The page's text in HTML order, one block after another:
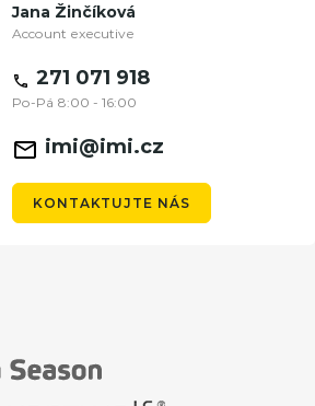
Jana Žinčíková
Account executive
271 071 918
Po-Pá 8:00 - 16:00
imi@imi.cz
KONTAKTUJTE NÁS